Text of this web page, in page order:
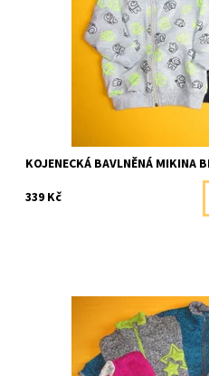
Dostupnost:
Skladem 2 ks
Arex, ČR
KOJENECKÁ BAVLNĚNÁ MIKINA
339 Kč
Celopropínací teplá svetrová
Skladem 1 ks
Arex, ČR